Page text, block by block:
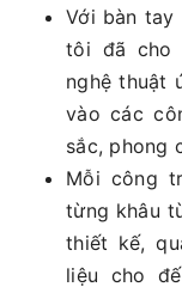
Với bàn tay
tôi đã cho
nghệ thuật
vào các
sắc, phong
Mỗi công
từng khâu
thiết kế,
liệu cho